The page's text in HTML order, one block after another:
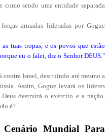
como sendo uma entidade separada
armadas lideradas por Gogue
tuas tropas, e os povos que estão
eu o falei, diz o Senhor DEUS."
Israel, destruindo até mesmo a
Assim, Gogue levará os líderes
destruirá o exército e a nação.
é?
Mundial Para